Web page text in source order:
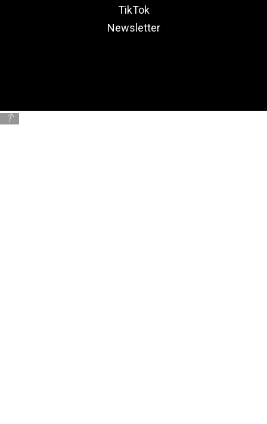
TikTok
Newsletter